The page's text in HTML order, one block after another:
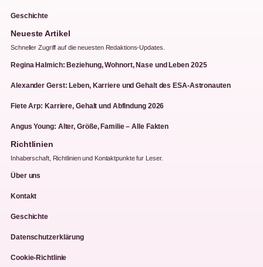
Geschichte
Neueste Artikel
Schneller Zugriff auf die neuesten Redaktions-Updates.
Regina Halmich: Beziehung, Wohnort, Nase und Leben 2025
Alexander Gerst: Leben, Karriere und Gehalt des ESA-Astronauten
Fiete Arp: Karriere, Gehalt und Abfindung 2026
Angus Young: Alter, Größe, Familie – Alle Fakten
Richtlinien
Inhaberschaft, Richtlinien und Kontaktpunkte fur Leser.
Über uns
Kontakt
Geschichte
Datenschutzerklärung
Cookie-Richtlinie